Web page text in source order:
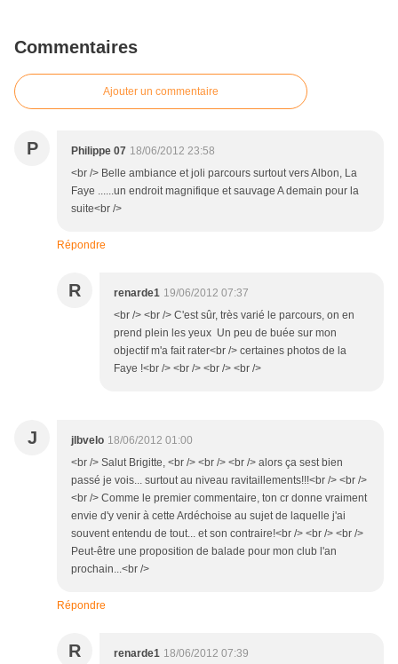
Commentaires
Ajouter un commentaire
P Philippe 07 18/06/2012 23:58
<br /> Belle ambiance et joli parcours surtout vers Albon, La
Faye ......un endroit magnifique et sauvage A demain pour la
suite<br />
Répondre
R renarde1 19/06/2012 07:37
<br /> <br /> C'est sûr, très varié le parcours, on en
prend plein les yeux Un peu de buée sur mon
objectif m'a fait rater<br /> certaines photos de la
Faye !<br /> <br /> <br /> <br />
J jlbvelo 18/06/2012 01:00
<br /> Salut Brigitte, <br /> <br /> <br /> alors ça sest bien
passé je vois... surtout au niveau ravitaillements!!!<br /> <br />
<br /> Comme le premier commentaire, ton cr donne vraiment
envie d'y venir à cette Ardéchoise au sujet de laquelle j'ai
souvent entendu de tout... et son contraire!<br /> <br /> <br />
Peut-être une proposition de balade pour mon club l'an
prochain...<br />
Répondre
R renarde1 18/06/2012 07:39